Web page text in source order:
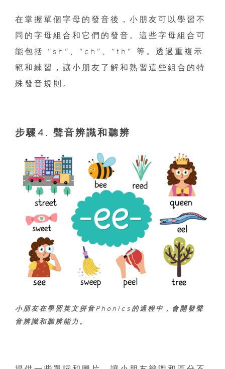
在掌握單個字母的發音後，小朋友可以學習不
同的字母組合和它們的發音。這些字母組合可
能包括 "sh"、"ch"、"th" 等。透過重複示
範和練習，讓小朋友了解和熟習這些組合的特
殊發音規則。
步驟4. 聲音辨識和聽辨
小朋友在學習英文拼音Phonics的過程中，會開發聲
音辨識和聽辨能力。